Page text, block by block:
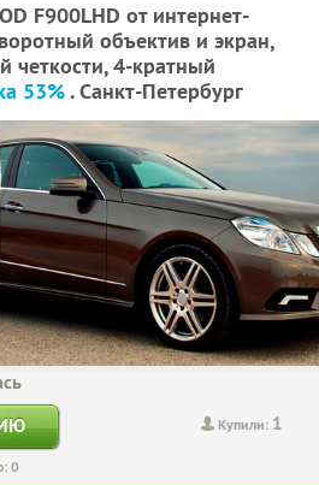
F900LHD от интернет-
объектив и экран,
четкости, 4-кратный
53%. Санкт-Петербург
Купили: 1
0